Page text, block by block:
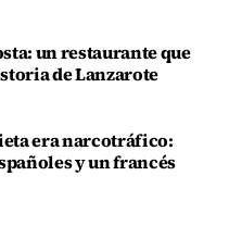
un restaurante que
de Lanzarote
era narcotráfico:
y un francés